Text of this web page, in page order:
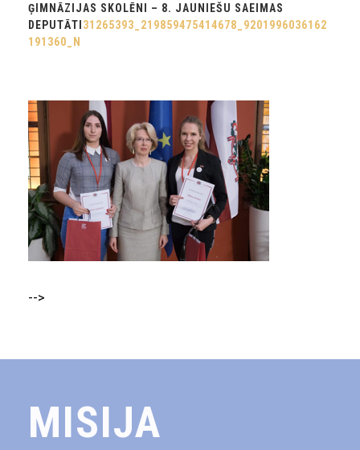
ĢIMNĀZIJAS SKOLĒNI – 8. JAUNIEŠU SAEIMAS
DEPUTĀTI 31265393_219859475414678_9201996036162
191360_N
-->
MISIJA